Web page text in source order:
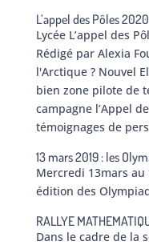
L’appel des Pôles
Lycée L’appel des
Rédigé par Alexia
l'Arctique ? Nouvel
bien zone pilote de
campagne l’Appel
témoignages de
13 mars 2019 : les
Mercredi 13mars
édition des
RALLYE
Dans le cadre de la